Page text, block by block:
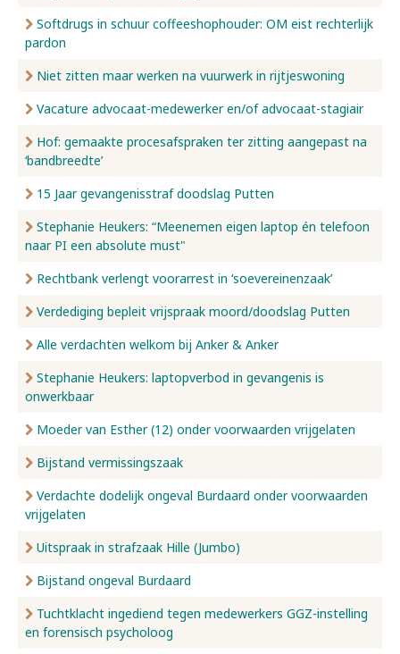
Softdrugs in schuur coffeeshophouder: OM eist rechterlijk
pardon
Niet zitten maar werken na vuurwerk in rijtjeswoning
Vacature advocaat-medewerker en/of advocaat-stagiair
Hof: gemaakte procesafspraken ter zitting aangepast na
‘bandbreedte’
15 Jaar gevangenisstraf doodslag Putten
Stephanie Heukers: “Meenemen eigen laptop én telefoon
naar PI een absolute must"
Rechtbank verlengt voorarrest in ‘soevereinenzaak’
Verdediging bepleit vrijspraak moord/doodslag Putten
Alle verdachten welkom bij Anker & Anker
Stephanie Heukers: laptopverbod in gevangenis is
onwerkbaar
Moeder van Esther (12) onder voorwaarden vrijgelaten
Bijstand vermissingszaak
Verdachte dodelijk ongeval Burdaard onder voorwaarden
vrijgelaten
Uitspraak in strafzaak Hille (Jumbo)
Bijstand ongeval Burdaard
Tuchtklacht ingediend tegen medewerkers GGZ-instelling
en forensisch psycholoog